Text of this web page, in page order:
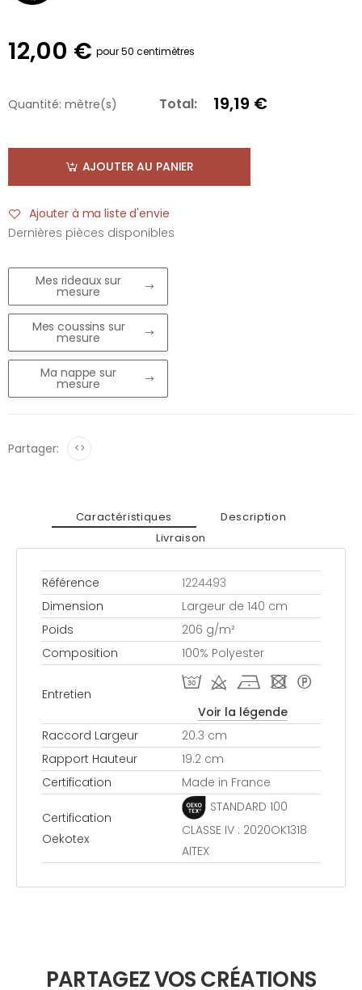
12,00 € pour 50 centimètres
Quantité: mètre(s) Total: 19,19 €
AJOUTER AU PANIER
Ajouter à ma liste d'envie
Dernières pièces disponibles
Mes rideaux sur
mesure
Mes coussins sur
mesure
Ma nappe sur
mesure
Partager: <>
Caractéristiques
Description
Livraison
Référence
1224493
Dimension
Largeur de 140 cm
Poids
206 g/m²
Composition
100% Polyester
Entretien
T d h - *
Voir la légende
Raccord Largeur
20.3 cm
Rapport Hauteur
19.2 cm
Certification
Made in France
Certification
Oekotex
STANDARD 100
CLASSE IV : 2020OK1318
AITEX
PARTAGEZ VOS CRÉATIONS